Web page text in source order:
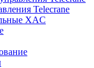
Telecrane
XAC